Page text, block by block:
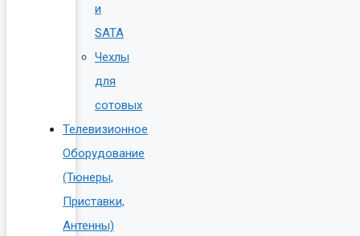
и
SATA
Чехлы
для
сотовых
Телевизионное
Оборудование
(Тюнеры,
Приставки,
Антенны)